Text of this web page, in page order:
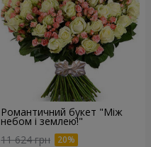
Романтичний букет "Між
небом і землею!"
11 624 грн